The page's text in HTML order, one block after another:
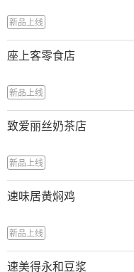
新品上线
座上客零食店
新品上线
致爱丽丝奶茶店
新品上线
速味居黄焖鸡
新品上线
速美得永和豆浆